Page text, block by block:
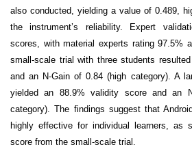
also conducted, yielding a value of 0.489,
the instrument’s reliability. Expert
scores, with material experts rating 97.5%
small-scale trial with three students
and an N-Gain of 0.84 (high category). A
yielded an 88.9% validity score and an
category). The findings suggest that
highly effective for individual learners, as
score from the small-scale trial.